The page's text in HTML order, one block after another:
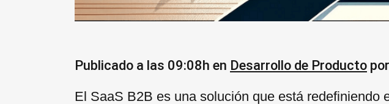
Publicado a las 09:08h en Desarrollo de Producto por
El SaaS B2B es una solución que está